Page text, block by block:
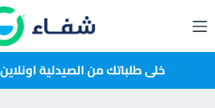
إلى
المحتوى خلى طلباتك من الصيدلية